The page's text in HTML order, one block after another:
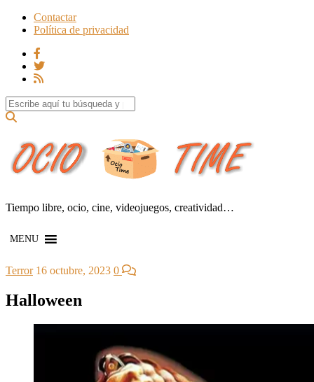
Contactar
Política de privacidad
Search for:
Tiempo libre, ocio, cine, videojuegos, creatividad…
MENU
Terror 16 octubre, 2023 0
Halloween